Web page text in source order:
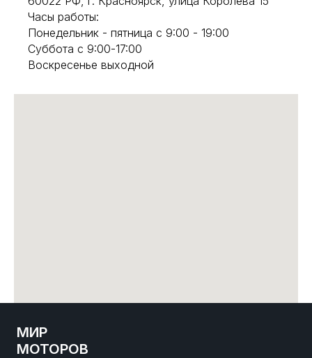
Часы работы:
Понедельник - пятница с 9:00 - 19:00
Суббота с 9:00-17:00
Воскресенье выходной
МИР
МОТОРОВ